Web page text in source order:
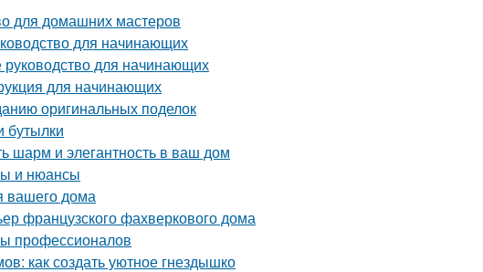
для домашних мастеров
для начинающих
для начинающих
для начинающих
оригинальных поделок
бутылки
шарм и элегантность в ваш дом
и нюансы
вашего дома
французского фахверкового дома
профессионалов
как создать уютное гнездышко